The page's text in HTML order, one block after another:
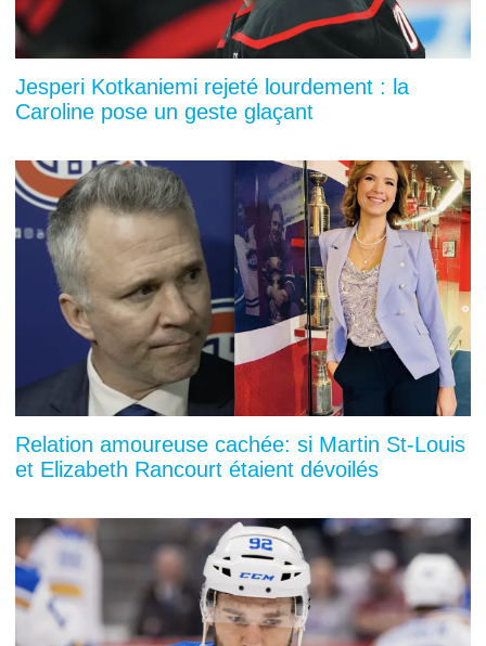
Jesperi Kotkaniemi rejeté lourdement : la
Caroline pose un geste glaçant
Relation amoureuse cachée: si Martin St-Louis
et Elizabeth Rancourt étaient dévoilés